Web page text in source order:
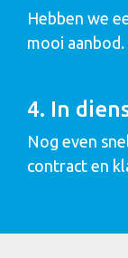
Hebben we
mooi aanbod.
4. In
Nog even
contract en